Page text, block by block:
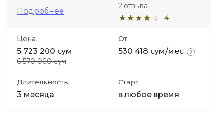
Подробнее
4
2 отзыва
Цена
5 723 200 сум
6 570 000 сум
От
530 418 сум/мес
Длительность
3 месяца
Старт
в любое время